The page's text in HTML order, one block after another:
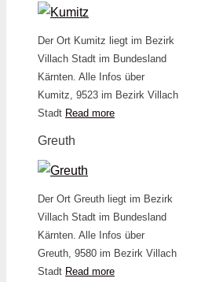
Der Ort Kumitz liegt im Bezirk
Villach Stadt im Bundesland
Kärnten. Alle Infos über
Kumitz, 9523 im Bezirk Villach
Stadt Read more
Greuth
Der Ort Greuth liegt im Bezirk
Villach Stadt im Bundesland
Kärnten. Alle Infos über
Greuth, 9580 im Bezirk Villach
Stadt Read more